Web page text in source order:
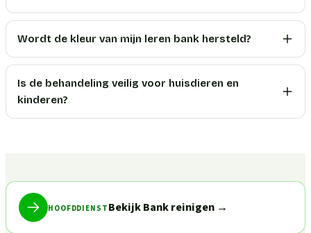
Wordt de kleur van mijn leren bank hersteld?
Is de behandeling veilig voor huisdieren en
kinderen?
HOOFDDIENST Bekijk Bank reinigen→